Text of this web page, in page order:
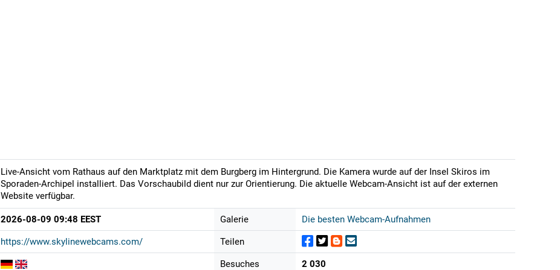
Live-Ansicht vom Rathaus auf den Marktplatz mit dem Burgberg im Hintergrund. Die Kamera wurde auf der Insel Skiros im
Sporaden-Archipel installiert. Das Vorschaubild dient nur zur Orientierung. Die aktuelle Webcam-Ansicht ist auf der externen
Website verfügbar.
2026-08-09 09:48 EEST
https://www.skylinewebcams.com/
Galerie Die besten Webcam-Aufnahmen
Teilen
Besuches 2 030